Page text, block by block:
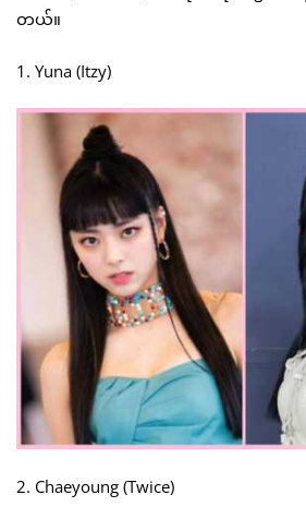
တယ်။
1. Yuna (Itzy)
2. Chaeyoung (Twice)